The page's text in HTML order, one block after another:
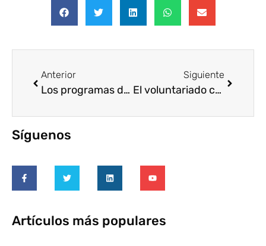
Anterior
Los programas de voluntariado de Endesa han beneficiado a 712 personas en 2015
Siguiente
El voluntariado corporativo, una constante entre los empleados de Liberty Seguros
Síguenos
Artículos más populares